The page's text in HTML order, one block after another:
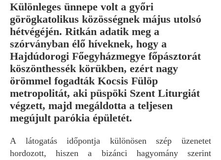
Különleges ünnepe volt a győri
görögkatolikus közösségnek május utolsó
hétvégéjén. Ritkán adatik meg a
szórványban élő híveknek, hogy a
Hajdúdorogi Főegyházmegye főpásztorát
köszönthessék körükben, ezért nagy
örömmel fogadták Kocsis Fülöp
metropolitát, aki püspöki Szent Liturgiát
végzett, majd megáldotta a teljesen
megújult parókia épületét.
A látogatás időpontja különösen szép üzenetet
hordozott, hiszen a bizánci hagyomány szerint